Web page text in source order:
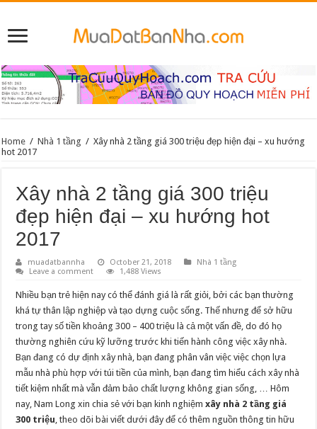
Home / Nhà 1 tầng / Xây nhà 2 tầng giá 300 triệu đẹp hiện đại – xu hướng
hot 2017
Xây nhà 2 tầng giá 300 triệu
đẹp hiện đại – xu hướng hot
2017
muadatbannha October 21, 2018
Nhà 1 tầng
Leave a comment
1,488 Views
Nhiều bạn trẻ hiện nay có thể đánh giá là rất giỏi, bởi các bạn thường
khá tự thân lập nghiệp và tạo dựng cuộc sống. Thế nhưng để sở hữu
trong tay số tiền khoảng 300 – 400 triệu là cả một vấn đề, do đó họ
thường nghiên cứu kỹ lưỡng trước khi tiến hành công việc xây nhà.
Bạn đang có dự định xây nhà, bạn đang phân vân việc việc chọn lựa
mẫu nhà phù hợp với túi tiền của mình, bạn đang tìm hiểu cách xây nhà
tiết kiệm nhất mà vẫn đảm bảo chất lượng không gian sống, … Hôm
nay, Nam Long xin chia sẻ với bạn kinh nghiệmxây nhà 2 tầng giá
300 triệu, theo dõi bài viết dưới đây để có thêm nguồn thông tin hữu